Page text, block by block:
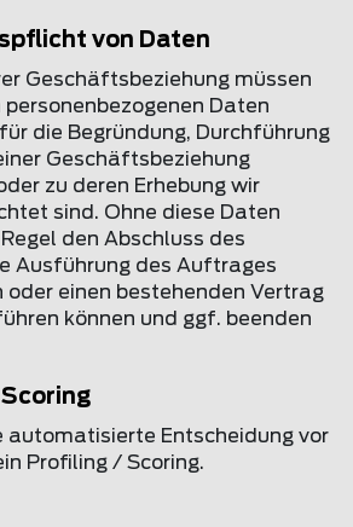
von Daten
Geschäftsbeziehung müssen
personenbezogenen Daten
die Begründung, Durchführung
Geschäftsbeziehung
zu deren Erhebung wir
sind. Ohne diese Daten
den Abschluss des
Ausführung des Auftrages
oder einen bestehenden Vertrag
können und ggf. beenden
automatisierte Entscheidung vor
Profiling / Scoring.